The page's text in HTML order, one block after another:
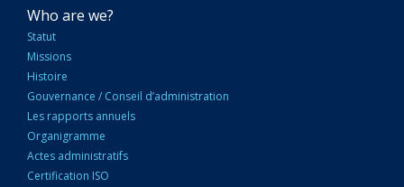
NAVIGATION
PRINCIPALE
Who are we?
Statut
Missions
Histoire
Gouvernance / Conseil d’administration
Les rapports annuels
Organigramme
Actes administratifs
Certification ISO